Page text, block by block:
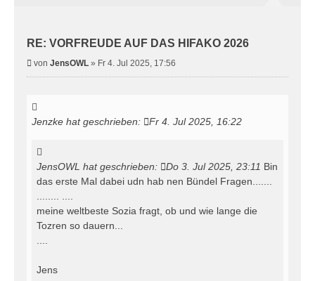
RE: VORFREUDE AUF DAS HIFAKO 2026
B
e
r
a
von JensOWL » Fr 4. Jul 2025, 17:56
Jenzke hat geschrieben: Fr 4. Jul 2025, 16:22
JensOWL hat geschrieben: Do 3. Jul 2025, 23:11 Bin
das erste Mal dabei udn hab nen Bündel Fragen.......
........ ....
meine weltbeste Sozia fragt, ob und wie lange die
Tozren so dauern...
....
Jens